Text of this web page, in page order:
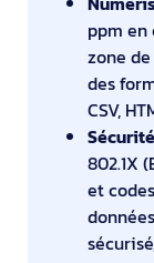
ppm en
zone
des
CSV,
802.1X
et